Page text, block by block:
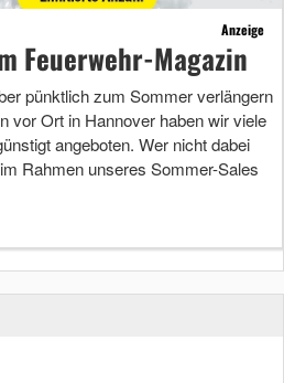
Anzeige
Feuerwehr-Magazin
pünktlich zum Sommer verlängern
vor Ort in Hannover haben wir viele
angeboten. Wer nicht dabei
Rahmen unseres Sommer-Sales